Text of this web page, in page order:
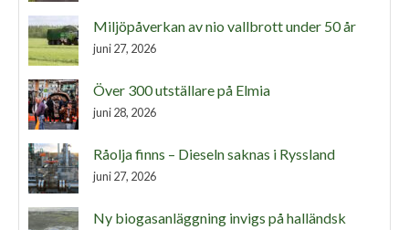
Miljöpåverkan av nio vallbrott under 50 år
juni 27, 2026
Över 300 utställare på Elmia
juni 28, 2026
Råolja finns – Dieseln saknas i Ryssland
juni 27, 2026
Ny biogasanläggning invigs på halländsk